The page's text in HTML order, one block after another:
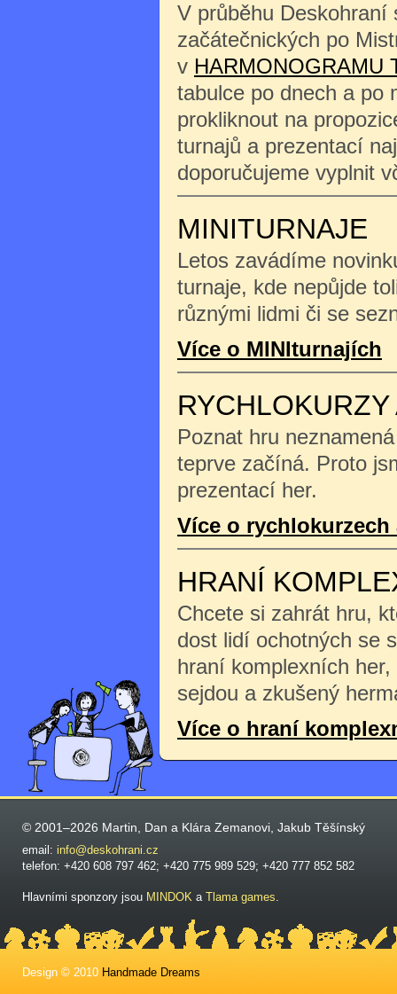
V průběhu Deskohraní
začátečnických po
v HARMONOGRAMU
tabulce po dnech a po
prokliknout na
turnajů a prezentací
doporučujeme vyplnit
MINITURNAJE
Letos zavádíme
turnaje, kde nepůjde
různými lidmi či se
Více o MINIturnajích
Poznat hru
teprve začíná. Proto
prezentací her.
Více o rychlokurzech
HRANÍ
Chcete si zahrát hru,
dost lidí ochotných se
hraní komplexních
sejdou a zkušený
Více o hraní
© 2001–2026 Martin, Dan a Klára Zemanovi, Jakub Těšínský
email: info@deskohrani.cz
telefon: +420 608 797 462; +420 775 989 529; +420 777 852 582
Hlavními sponzory jsou MINDOK a Tlama games.
Design © 2010 Handmade Dreams